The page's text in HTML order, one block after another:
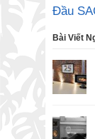
Đầu
Bài Viết